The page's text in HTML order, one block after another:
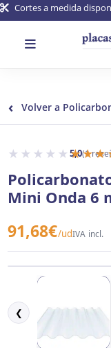
Cortes a medida
‹ Volver a
★★★★★5,0(1
Mini Onda 6
91,68€/udIVA incl.
❮